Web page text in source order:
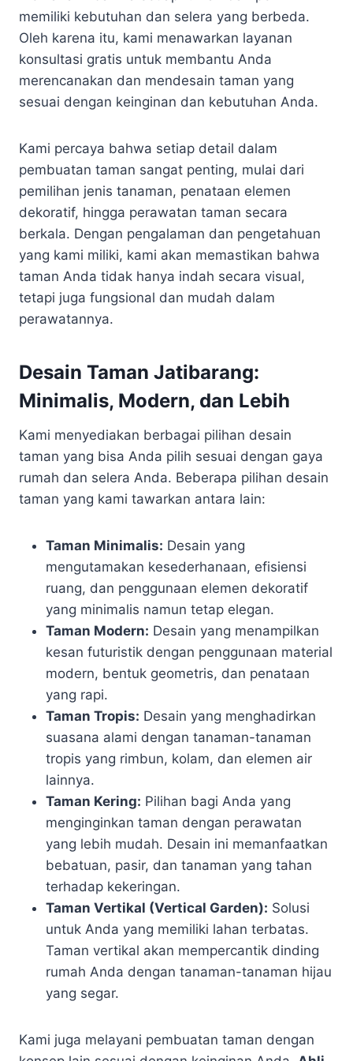
memiliki kebutuhan dan selera yang berbeda.
Oleh karena itu, kami menawarkan layanan
konsultasi gratis untuk membantu Anda
merencanakan dan mendesain taman yang
sesuai dengan keinginan dan kebutuhan Anda.
Kami percaya bahwa setiap detail dalam
pembuatan taman sangat penting, mulai dari
pemilihan jenis tanaman, penataan elemen
dekoratif, hingga perawatan taman secara
berkala. Dengan pengalaman dan pengetahuan
yang kami miliki, kami akan memastikan bahwa
taman Anda tidak hanya indah secara visual,
tetapi juga fungsional dan mudah dalam
perawatannya.
Desain Taman Jatibarang:
Minimalis, Modern, dan Lebih
Kami menyediakan berbagai pilihan desain
taman yang bisa Anda pilih sesuai dengan gaya
rumah dan selera Anda. Beberapa pilihan desain
taman yang kami tawarkan antara lain:
Taman Minimalis: Desain yang
mengutamakan kesederhanaan, efisiensi
ruang, dan penggunaan elemen dekoratif
yang minimalis namun tetap elegan.
Taman Modern: Desain yang menampilkan
kesan futuristik dengan penggunaan material
modern, bentuk geometris, dan penataan
yang rapi.
Taman Tropis: Desain yang menghadirkan
suasana alami dengan tanaman-tanaman
tropis yang rimbun, kolam, dan elemen air
lainnya.
Taman Kering: Pilihan bagi Anda yang
menginginkan taman dengan perawatan
yang lebih mudah. Desain ini memanfaatkan
bebatuan, pasir, dan tanaman yang tahan
terhadap kekeringan.
Taman Vertikal (Vertical Garden): Solusi
untuk Anda yang memiliki lahan terbatas.
Taman vertikal akan mempercantik dinding
rumah Anda dengan tanaman-tanaman hijau
yang segar.
Kami juga melayani pembuatan taman dengan